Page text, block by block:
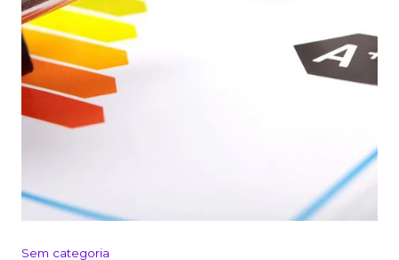
Sem categoria